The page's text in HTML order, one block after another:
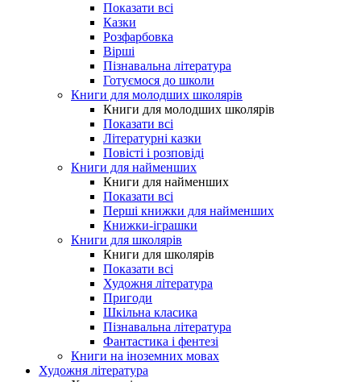
Показати всі
Казки
Розфарбовка
Вірші
Пізнавальна література
Готуємося до школи
Книги для молодших школярів
Книги для молодших школярів
Показати всі
Літературні казки
Повісті і розповіді
Книги для найменших
Книги для найменших
Показати всі
Перші книжки для найменших
Книжки-іграшки
Книги для школярів
Книги для школярів
Показати всі
Художня література
Пригоди
Шкільна класика
Пізнавальна література
Фантастика і фентезі
Книги на іноземних мовах
Художня література